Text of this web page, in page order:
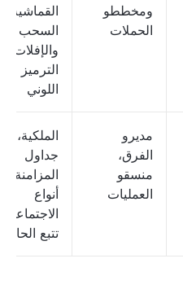
ومخططو
الحملات
القماشية،
السحب
والإفلات،
الترميز
اللوني
مديرو
الفرق،
منسقو
العمليات
الملكية،
جداول
المزامنة،
أنواع
تتبع الحالة